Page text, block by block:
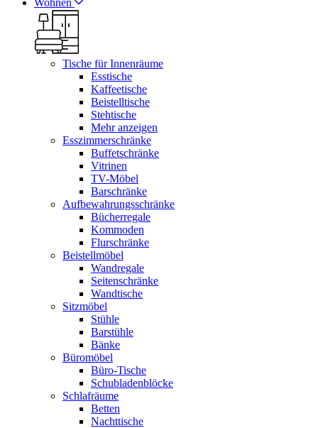
Tische für Innenräume
Esstische
Kaffeetische
Beistelltische
Stehtische
Mehr anzeigen
Esszimmerschränke
Buffetschränke
Vitrinen
TV-Möbel
Barschränke
Aufbewahrungsschränke
Bücherregale
Kommoden
Flurschränke
Beistellmöbel
Wandregale
Seitenschränke
Wandtische
Sitzmöbel
Stühle
Barstühle
Bänke
Büromöbel
Büro-Tische
Schubladenblöcke
Schlafräume
Betten
Nachttische